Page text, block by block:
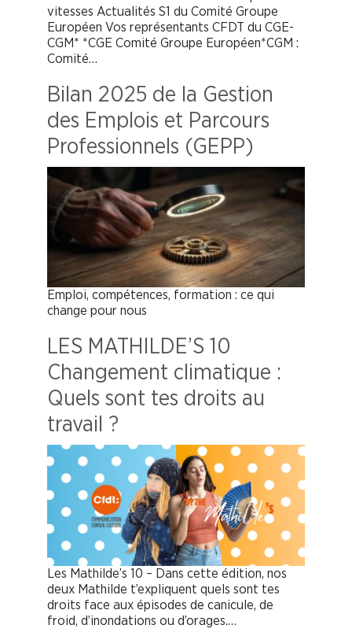
vitesses Actualités S1 du Comité Groupe
Européen Vos représentants CFDT du CGE-
CGM* *CGE Comité Groupe Européen*CGM :
Comité…
Bilan 2025 de la Gestion
des Emplois et Parcours
Professionnels (GEPP)
Emploi, compétences, formation : ce qui
change pour nous
LES MATHILDE’S 10
Changement climatique :
Quels sont tes droits au
travail ?
Les Mathilde’s 10 – Dans cette édition, nos
deux Mathilde t’expliquent quels sont tes
droits face aux épisodes de canicule, de
froid, d’inondations ou d’orages.…